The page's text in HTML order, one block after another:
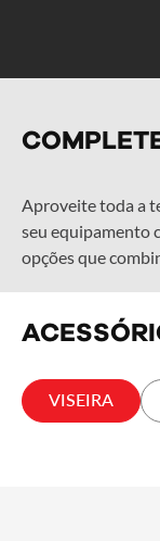
Aproveite toda a
seu equipamento
opções que
VISEIRA